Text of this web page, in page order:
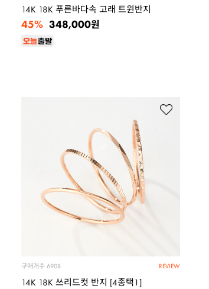
14K 18K 푸른바다속 고래 트윈반지
348,000원
45%
REVIEW
구매개수6908
14K 18K 쓰리드컷 반지 [4종택1]